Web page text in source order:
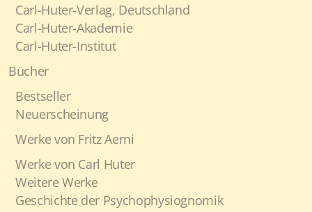
Carl-Huter-Verlag, Deutschland
Carl-Huter-Akademie
Carl-Huter-Institut
Bücher
Bestseller
Neuerscheinung
Werke von Fritz Aerni
Werke von Carl Huter
Weitere Werke
Geschichte der Psychophysiognomik